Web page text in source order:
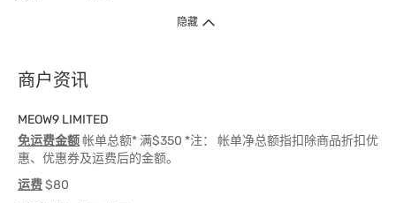
隐藏
商户资讯
MEOW9 LIMITED
免运费金额帐单总额* 满$350 *注： 帐单净总额指扣除商品折扣优
惠、优惠券及运费后的金额。
运费$80